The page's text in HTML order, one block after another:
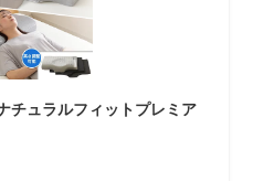
チュラルフィットプレミア